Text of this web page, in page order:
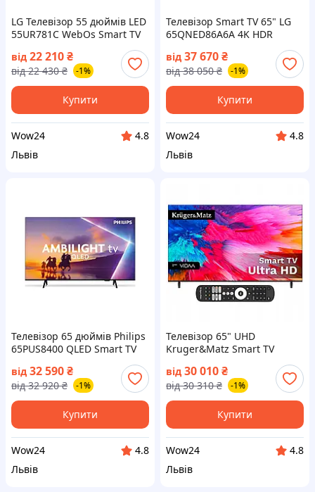
LG Телевізор 55 дюймів LED
55UR781C WebOs Smart TV
Замовлення)
від 22 210₴
від 22 430 ₴ -1%
Купити
Wow24
4.8
Львів
Телевізор Smart TV 65" LG
65QNED86A6A 4K HDR
120Hz WebOS Magic DVB-T2
HEVC (на📦Замовлення)
від 37 670₴
від 38 050 ₴ -1%
Купити
Wow24
4.8
Львів
Телевізор 65 дюймів Philips
65PUS8400 QLED Smart TV
Ambilight 4K чорний (на📦
Замовлення)
від 32 590₴
від 32 920 ₴ -1%
Купити
Wow24
4.8
Львів
Телевізор 65" UHD
Kruger&Matz Smart TV
VIDAA WiFi Netflix DVB-T2/S2
H.265 (на📦Замовлення)
від 30 010₴
від 30 310 ₴ -1%
Купити
Wow24
4.8
Львів